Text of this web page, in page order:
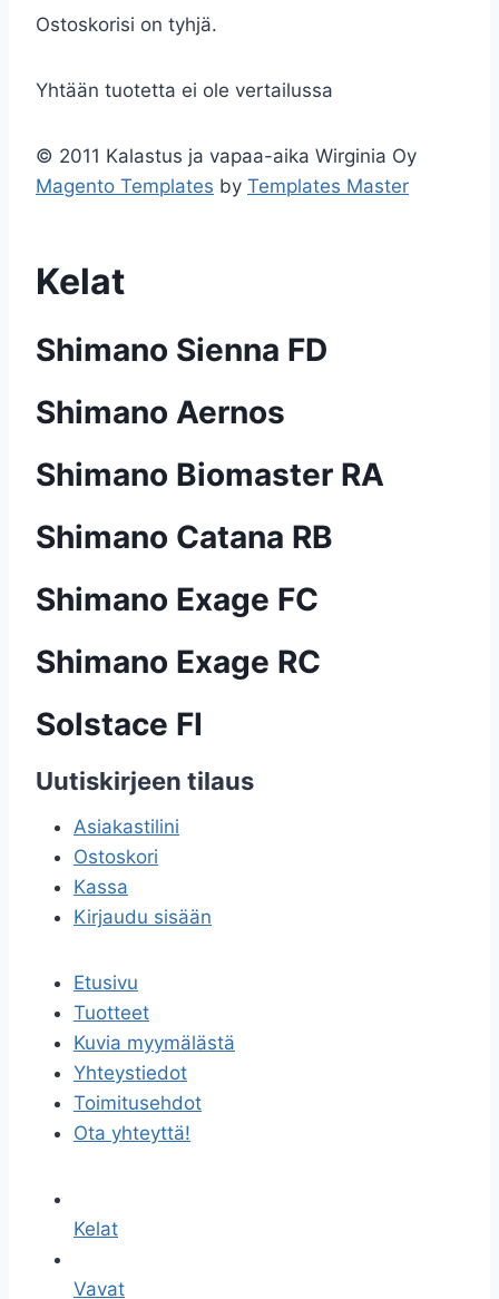
Ostoskorisi on tyhjä.
Yhtään tuotetta ei ole vertailussa
© 2011 Kalastus ja vapaa-aika Wirginia Oy
Magento Templates by Templates Master
Kelat
Shimano Sienna FD
Shimano Aernos
Shimano Biomaster RA
Shimano Catana RB
Shimano Exage FC
Shimano Exage RC
Solstace FI
Uutiskirjeen tilaus
Asiakastilini
Ostoskori
Kassa
Kirjaudu sisään
Etusivu
Tuotteet
Kuvia myymälästä
Yhteystiedot
Toimitusehdot
Ota yhteyttä!
Kelat
Vavat